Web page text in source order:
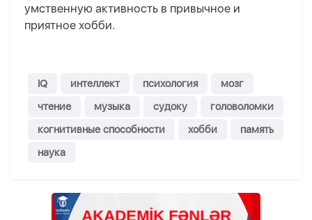
умственную активность в привычное и
приятное хобби.
IQ интеллект психология
мозг
чтение
музыка судоку
головоломки
когнитивные способности
хобби
память
наука